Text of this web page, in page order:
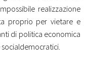
realizzazione
proprio per vietare e
di politica economica